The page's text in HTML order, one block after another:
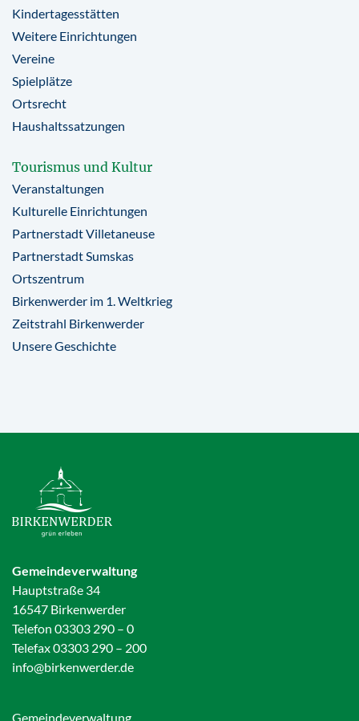
Kindertagesstätten
Weitere Einrichtungen
Vereine
Spielplätze
Ortsrecht
Haushaltssatzungen
Tourismus und Kultur
Veranstaltungen
Kulturelle Einrichtungen
Partnerstadt Villetaneuse
Partnerstadt Sumskas
Ortszentrum
Birkenwerder im 1. Weltkrieg
Zeitstrahl Birkenwerder
Unsere Geschichte
Gemeindeverwaltung
Hauptstraße 34
16547 Birkenwerder
Telefon 03303 290 – 0
Telefax 03303 290 – 200
info@birkenwerder.de
Gemeindeverwaltung